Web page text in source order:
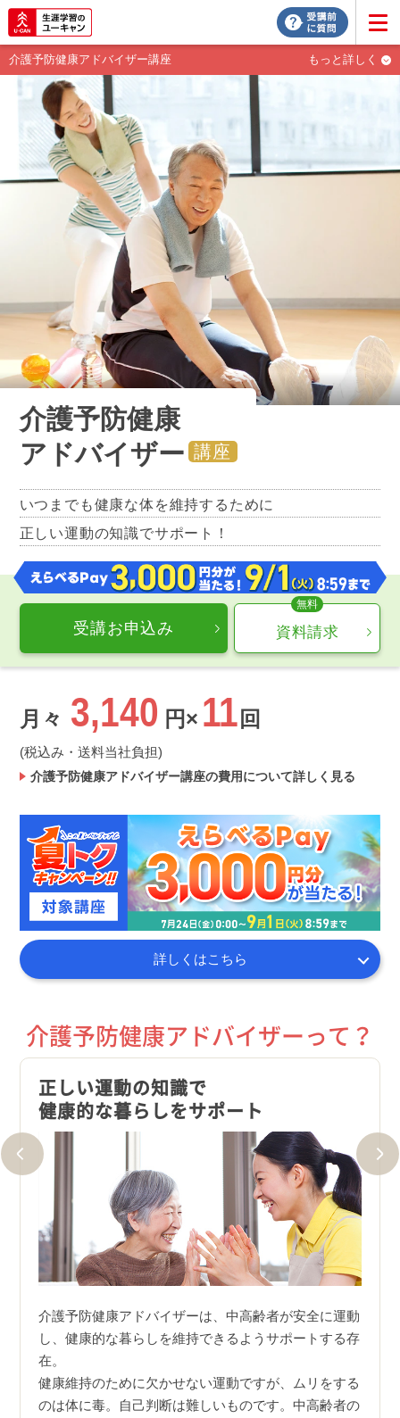
介護予防健康アドバイザー講座 もっと詳しく
介護予防健康
アドバイザー 講座
いつまでも健康な体を維持するために
正しい運動の知識でサポート！
受講お申込み 資料請求
月々 3,140 円× 11 回
(税込み・送料当社負担)
介護予防健康アドバイザー講座の費用について詳しく見る
詳しくはこちら
介護予防健康アドバイザーって？
正しい運動の知識で
健康的な暮らしをサポート
介護予防健康アドバイザーは、中高齢者が安全に運動
し、健康的な暮らしを維持できるようサポートする存
在。
健康維持のために欠かせない運動ですが、ムリをする
のは体に毒。自己判断は難しいものです。中高齢者の